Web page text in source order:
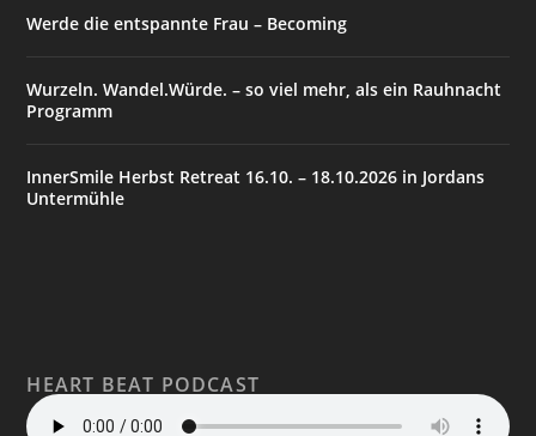
Werde die entspannte Frau – Becoming
Wurzeln. Wandel.Würde. – so viel mehr, als ein Rauhnacht
Programm
InnerSmile Herbst Retreat 16.10. – 18.10.2026 in Jordans
Untermühle
HEART BEAT PODCAST